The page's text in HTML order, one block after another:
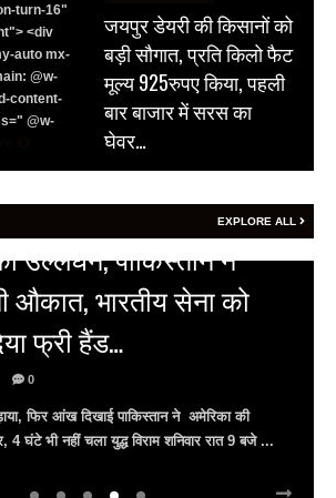
turn-16"
<div
auto mx-
@w-
content-
@w-
जयपुर डेयरी की किसानों को
बड़ी सौगात, प्रति किलो फैट
मूल्य 925रुपए किया, पहली
बार बाजार में सरस का
घेवर…
EXPLORE ALL
राजस्थान दिवस समारोह,
कलाकारों ने बांधा समां…
सांस्कृतिक संध्या का भव्य आयोजन, उमड़ा जन
किसनराव बागडे़, मुख्यमंत्री भजनलाल शर्मा और उप